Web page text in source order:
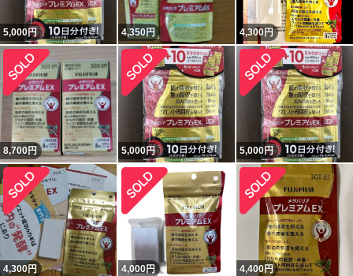
5,000円 4,350円 4,300円
8,700円 5,000円 5,000円
4,300円 4,000円 4,400円